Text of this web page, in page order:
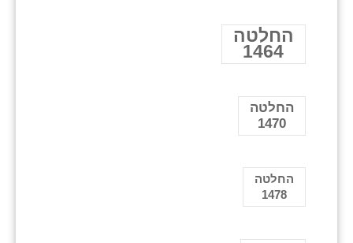
החלטה
1464
החלטה
1470
החלטה
1478